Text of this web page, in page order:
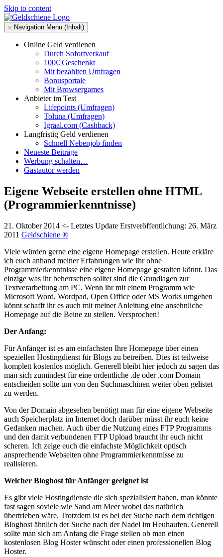
Skip to content
≡ Navigation Menu (Inhalt)
Online Geld verdienen
Durch Sofortverkauf
100€ Geschenkt
Mit bezahlten Umfragen
Bonusportale
Mit Browsergames
Anbieter im Test
Lifepoints (Umfragen)
Toluna (Umfragen)
Igraal.com (Cashback)
Langfristig Geld verdienen
Schnell Nebenjob finden
Neueste Beiträge
Werbung schalten…
Gastautor werden
Eigene Webseite erstellen ohne HTML
(Programmierkenntnisse)
21. Oktober 2014 <- Letztes Update Erstveröffentlichung: 26. März
2011 Geldschiene ®
Viele würden gerne eine eigene Homepage erstellen. Heute erkläre
ich euch anhand meiner Erfahrungen wie Ihr ohne
Programmierkenntnisse eine eigene Homepage gestalten könnt. Das
einzige was ihr beherrschen solltet sind die Grundlagen zur
Textverarbeitung am PC. Wenn ihr mit einem Programm wie
Microsoft Word, Wordpad, Open Office oder MS Works umgehen
könnt schafft ihr es auch mit meiner Anleitung eine ansehnliche
Homepage auf die Beine zu stellen. Versprochen!
Der Anfang:
Für Anfänger ist es am einfachsten Ihre Homepage über einen
speziellen Hostingdienst für Blogs zu betreiben. Dies ist teilweise
komplett kostenlos möglich. Generell bleibt hier jedoch zu sagen das
man sich zumindest für eine ordentliche .de oder .com Domain
entscheiden sollte um von den Suchmaschinen weiter oben gelistet
zu werden.
Von der Domain abgesehen benötigt man für eine eigene Webseite
auch Speicherplatz im Internet doch darüber müsst ihr euch keine
Gedanken machen. Auch über die Nutzung eines FTP Programms
und den damit verbundenen FTP Upload braucht ihr euch nicht
scheren. Ich zeige euch die einfachste Möglichkeit optisch
ansprechende Webseiten ohne Programmierkenntnisse zu
realisieren.
Welcher Bloghost für Anfänger geeignet ist
Es gibt viele Hostingdienste die sich spezialisiert haben, man könnte
fast sagen soviele wie Sand am Meer wobei das natürlich
übertrieben wäre. Trotzdem ist es bei der Suche nach dem richtigen
Bloghost ähnlich der Suche nach der Nadel im Heuhaufen. Generell
sollte man sich am Anfang die Frage stellen ob man einen
kostenlosen Blog Hoster wünscht oder einen professionellen Blog
Hoster.